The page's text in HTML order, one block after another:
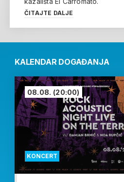
ČITAJTE DALJE
KALENDAR DOGAĐANJA
KONCERT
08.08. (20:00)